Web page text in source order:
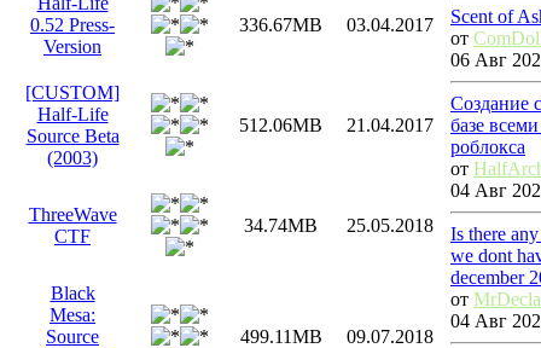
0.52 Press-
Version
336.67MB 03.04.2017
[CUSTOM]
Half-Life
Source Beta
(2003)
512.06MB 21.04.2017
ThreeWave
CTF
34.74MB 25.05.2018
Black
Mesa:
Source
499.11MB 09.07.2018
Scent of
от
06 Авг
Создание
базе
роблокса
от
04 Авг
Is there
we dont
december
от
04 Авг